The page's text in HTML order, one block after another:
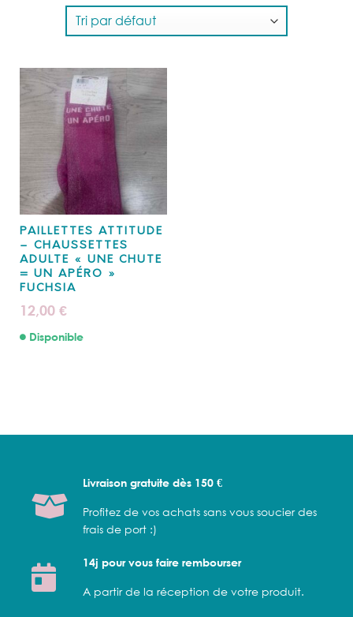
PAILLETTES ATTITUDE
– CHAUSSETTES
ADULTE « UNE CHUTE
= UN APÉRO »
FUCHSIA
12,00 €
Disponible
Livraison gratuite dès 150 €
Profitez de vos achats sans vous soucier des
frais de port :)
14j pour vous faire rembourser
A partir de la réception de votre produit.